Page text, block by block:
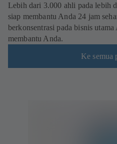
Lebih dari 3.000 ahli pada lebih
siap membantu Anda 24 jam
berkonsentrasi pada bisnis
membantu Anda.
Ke semua